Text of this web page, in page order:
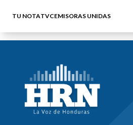
TU NOTATVCEMISORAS UNIDAS